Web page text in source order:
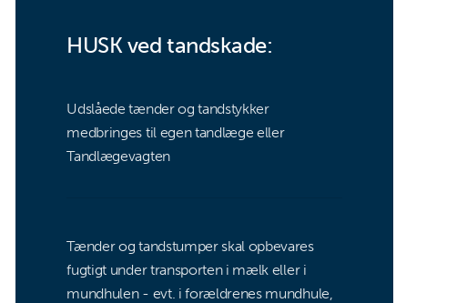
HUSK ved tandskade:
Udslåede tænder og tandstykker
medbringes til egen tandlæge eller
Tandlægevagten
Tænder og tandstumper skal opbevares
fugtigt under transporten i mælk eller i
mundhulen - evt. i forældrenes mundhule,